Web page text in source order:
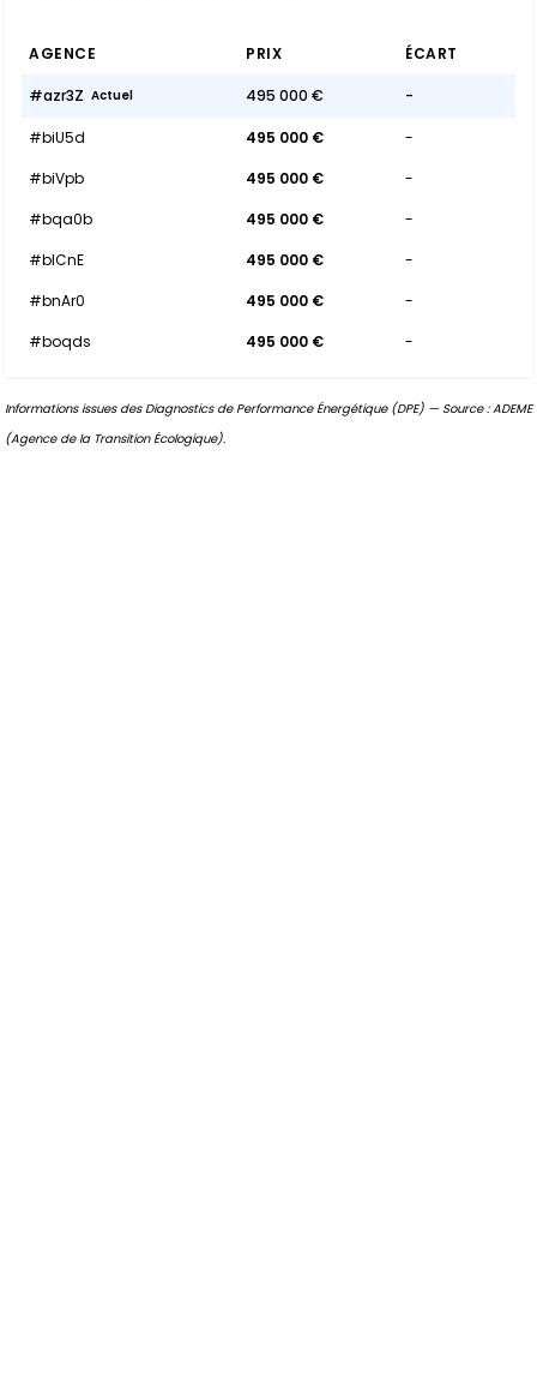
AGENCE PRIX ÉCART
#azr3Z Actuel 495 000 € -
#biU5d 495 000 €
-
#biVpb
495 000 €
-
#bqa0b
495 000 €
-
#blCnE
495 000 €
-
#bnAr0
495 000 €
-
#boqds
495 000 € -
Informations issues des Diagnostics de Performance Énergétique (DPE) — Source : ADEME
(Agence de la Transition Écologique).